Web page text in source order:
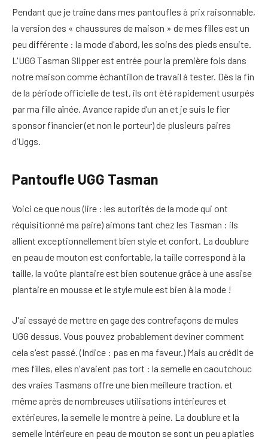
Pendant que je traîne dans mes pantoufles à prix raisonnable,
la version des « chaussures de maison » de mes filles est un
peu différente : la mode d'abord, les soins des pieds ensuite.
L'UGG Tasman Slipper est entrée pour la première fois dans
notre maison comme échantillon de travail à tester. Dès la fin
de la période officielle de test, ils ont été rapidement usurpés
par ma fille aînée. Avance rapide d’un an et je suis le fier
sponsor financier (et non le porteur) de plusieurs paires
d’Uggs.
Pantoufle UGG Tasman
Voici ce que nous (lire : les autorités de la mode qui ont
réquisitionné ma paire) aimons tant chez les Tasman : ils
allient exceptionnellement bien style et confort. La doublure
en peau de mouton est confortable, la taille correspond à la
taille, la voûte plantaire est bien soutenue grâce à une assise
plantaire en mousse et le style mule est bien à la mode !
J'ai essayé de mettre en gage des contrefaçons de mules
UGG dessus. Vous pouvez probablement deviner comment
cela s'est passé. (Indice : pas en ma faveur.) Mais au crédit de
mes filles, elles n'avaient pas tort : la semelle en caoutchouc
des vraies Tasmans offre une bien meilleure traction, et
même après de nombreuses utilisations intérieures et
extérieures, la semelle le montre à peine. La doublure et la
semelle intérieure en peau de mouton se sont un peu aplaties